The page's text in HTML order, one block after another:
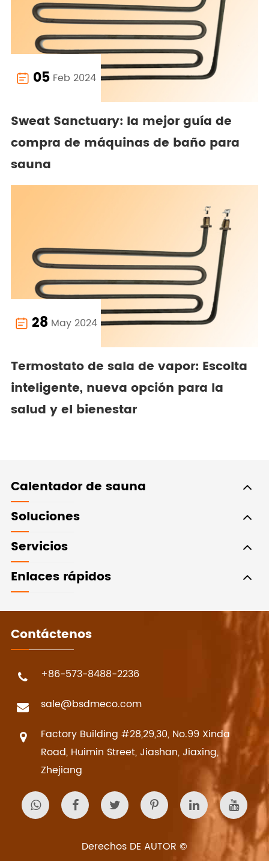
 05 Feb 2024
Sweat Sanctuary: la mejor guía de
compra de máquinas de baño para
sauna
 28 May 2024
Termostato de sala de vapor: Escolta
inteligente, nueva opción para la
salud y el bienestar
Calentador de sauna
Soluciones
Servicios
Enlaces rápidos
Contáctenos
+86-573-8488-2236
sale@bsdmeco.com
Factory Building #28,29,30, No.99 Xinda
Road, Huimin Street, Jiashan, Jiaxing,
Zhejiang
Derechos DE AUTOR ©